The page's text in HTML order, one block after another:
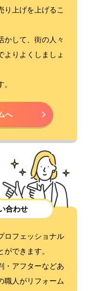
り上げを上げるこ
かして、街の人々
よりよくしましょ
へ
合わせ
ロフェッショナル
できます。
・アフターなどあ
職人がリフォーム